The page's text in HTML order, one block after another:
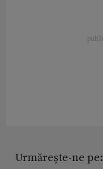
Urmărește-ne pe: